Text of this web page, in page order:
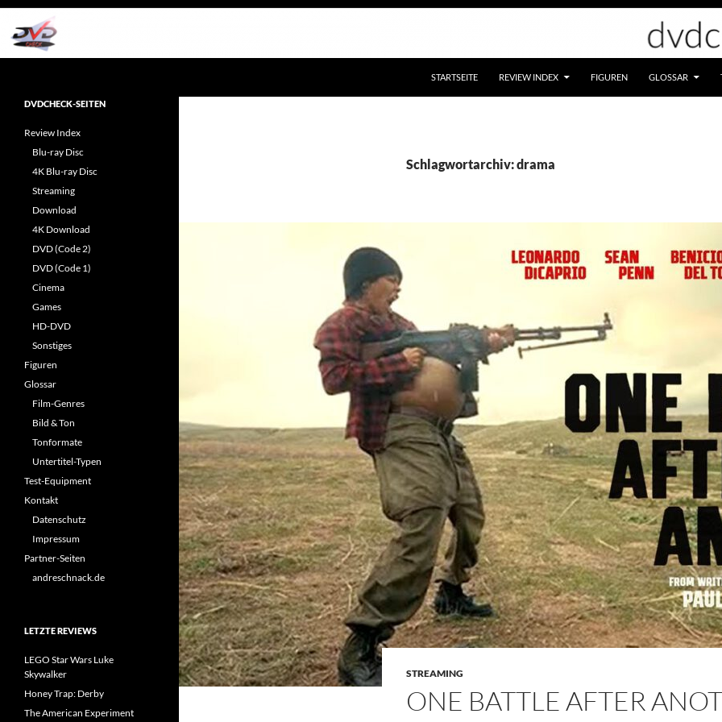
Zum
Inhalt
springen
STARTSEITE REVIEW INDEX FIGUREN GLOSSAR
Schlagwortarchiv: drama
STREAMING
ONE BATTLE AFTER
Reviews rund ums Heimkino &
DVDCHECK-SEITEN
Review Index
Blu-ray Disc
4K Blu-ray Disc
Streaming
Download
4K Download
DVD (Code 2)
DVD (Code 1)
Cinema
Games
HD-DVD
Sonstiges
Figuren
Glossar
Film-Genres
Bild & Ton
Tonformate
Untertitel-Typen
Test-Equipment
Kontakt
Datenschutz
Impressum
Partner-Seiten
andreschnack.de
LETZTE REVIEWS
LEGO Star Wars Luke
Skywalker
Honey Trap: Derby
The American Experiment